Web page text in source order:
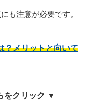
も注意が必要です。
？メリットと向いて
をクリック ▼